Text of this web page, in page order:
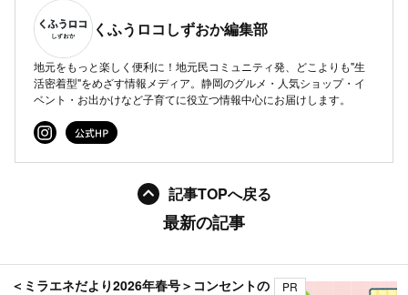
くふうロコしずおか編集部
地元をもっと楽しく便利に！地元民コミュニティ発、どこよりも"生
活密着型"をめざす情報メディア。静岡のグルメ・人気ショップ・イ
ベント・お出かけなど子育てに役立つ情報中心にお届けします。
記事TOPへ戻る
最新の記事
＜ミラエネだより2026年春号＞コンセントの PR